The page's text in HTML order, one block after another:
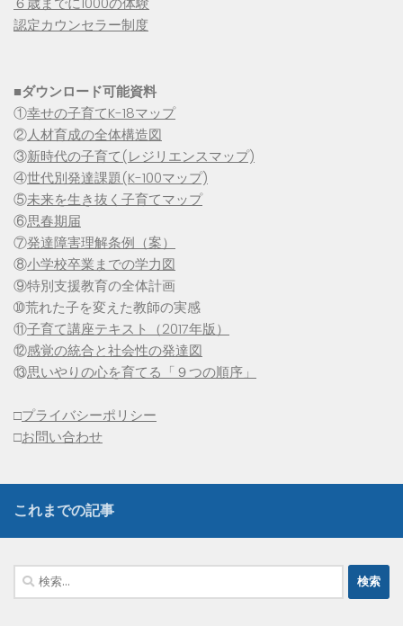
認定カウンセラー制度
■ダウンロード可能資料
①幸せの子育てK-18マップ
②人材育成の全体構造図
③新時代の子育て(レジリエンスマップ)
④世代別発達課題(K-100マップ)
⑤未来を生き抜く子育てマップ
⑥思春期届
⑦発達障害理解条例（案）
⑧小学校卒業までの学力図
⑨特別支援教育の全体計画
➉荒れた子を変えた教師の実感
⑪子育て講座テキスト（2017年版）
⑫感覚の統合と社会性の発達図
⑬思いやりの心を育てる「９つの順序」
□プライバシーポリシー
□お問い合わせ
これまでの記事
検
索: